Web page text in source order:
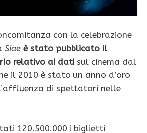
con la celebrazione
Siae è stato pubblicato il
relativo ai dati sul cinema dal
il 2010 è stato un anno d’oro
di spettatori nelle
120.500.000 i biglietti